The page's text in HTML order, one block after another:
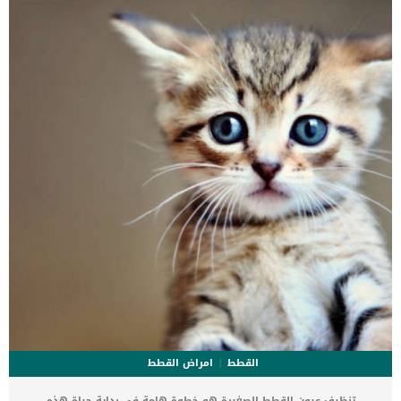
الصغيرة على فراشة او تحت الكرسي الذي يجلس عليه بدون أن يعرف ان
قطته حامل من الاساس، وهذه احد مميزات القطط انها لا تحتاج مساعدة
أثناء الحمل برغم أنها مفاجأة […]
القطط
امراض القطط